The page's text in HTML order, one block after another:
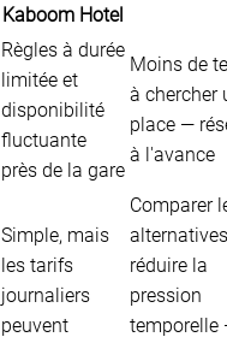
Kaboom Hotel
Règles à durée
limitée et
disponibilité
fluctuante
près de la gare
Moins de
à chercher
place —
à l'avance
Simple, mais
les tarifs
journaliers
peuvent
Comparer
réduire la
pression
temporelle